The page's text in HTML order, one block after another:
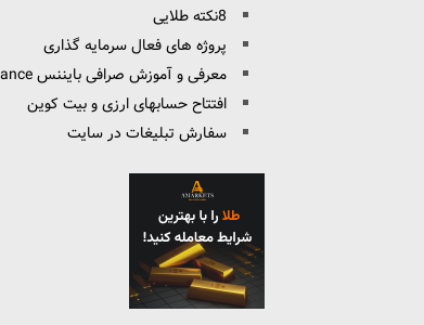
8نکته طلایی
پروژه های فعال سرمایه گذاری
معرفی و آموزش صرافی بایننس Binance
افتتاح حسابهای ارزی و بیت کوین
سفارش تبلیغات در سایت